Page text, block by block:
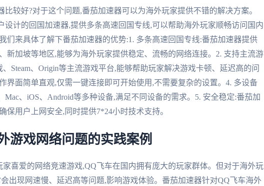
较好?对于这个问题,番茄加速器可以为海外玩家提供不错的解决方案。
设计的回国加速器,提供多条高速回国专线,可以帮助海外玩家顺畅访问国内
们来具体了解下番茄加速器的优势:1. 多条高速回国专线:番茄加速器提供
新加坡等地区,能够为海外玩家提供稳定、流畅的网络连接。2. 支持主流游
Steam、Origin等主流游戏平台,能够帮助玩家解决游戏卡顿、延迟高的问
界面简单直观,仅需一键连接即可开始使用,不需要复杂的设置。4. 多设备
Mac、iOS、Android等多种设备,满足不同设备的需求。5. 安全稳定:番茄加
保用户上网安全,同时提供7*24小时技术支持。
游戏网络问题的实践案例
喜爱的网络竞速游戏,QQ飞车在国内拥有庞大的玩家群体。但对于海外玩
出现网速慢、延迟高等问题,影响游戏体验。番茄加速器针对QQ飞车海外